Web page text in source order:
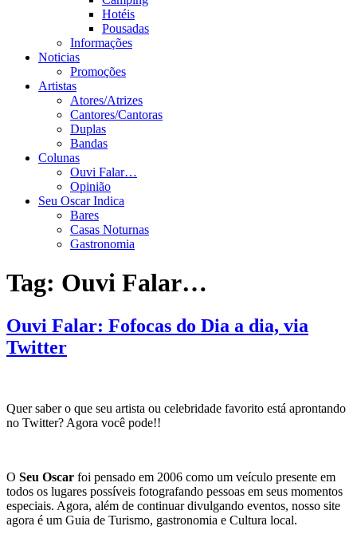
Hotéis
Pousadas
Informações
Noticias
Promoções
Artistas
Atores/Atrizes
Cantores/Cantoras
Duplas
Bandas
Colunas
Ouvi Falar…
Opinião
Seu Oscar Indica
Bares
Casas Noturnas
Gastronomia
Tag: Ouvi Falar…
Ouvi Falar: Fofocas do Dia a dia, via
Twitter
Quer saber o que seu artista ou celebridade favorito está aprontando
no Twitter? Agora você pode!!
O Seu Oscar foi pensado em 2006 como um veículo presente em
todos os lugares possíveis fotografando pessoas em seus momentos
especiais. Agora, além de continuar divulgando eventos, nosso site
agora é um Guia de Turismo, gastronomia e Cultura local.